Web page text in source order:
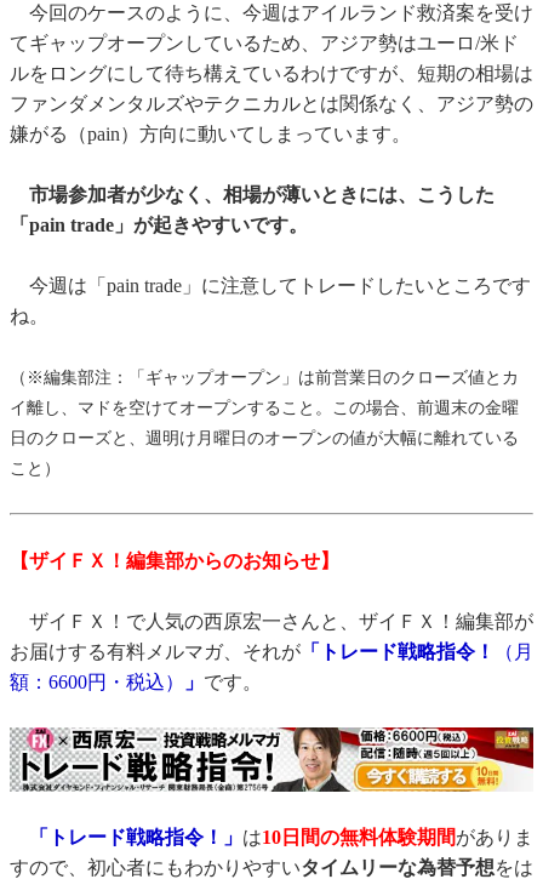
今回のケースのように、今週はアイルランド救済案を受け
てギャップオープンしているため、アジア勢はユーロ/米ド
ルをロングにして待ち構えているわけですが、短期の相場は
ファンダメンタルズやテクニカルとは関係なく、アジア勢の
嫌がる（pain）方向に動いてしまっています。
市場参加者が少なく、相場が薄いときには、こうした
「pain trade」が起きやすいです。
今週は「pain trade」に注意してトレードしたいところです
ね。
（※編集部注：「ギャップオープン」は前営業日のクローズ値とカ
イ離し、マドを空けてオープンすること。この場合、前週末の金曜
日のクローズと、週明け月曜日のオープンの値が大幅に離れている
こと）
【ザイＦＸ！編集部からのお知らせ】
ザイＦＸ！で人気の西原宏一さんと、ザイＦＸ！編集部が
お届けする有料メルマガ、それが 「トレード戦略指令！
（月
額：6600円・税込）
」 です。
「トレード戦略指令！」 は10日間の無料体験期間がありま
すので、初心者にもわかりやすいタイムリーな為替予想をは